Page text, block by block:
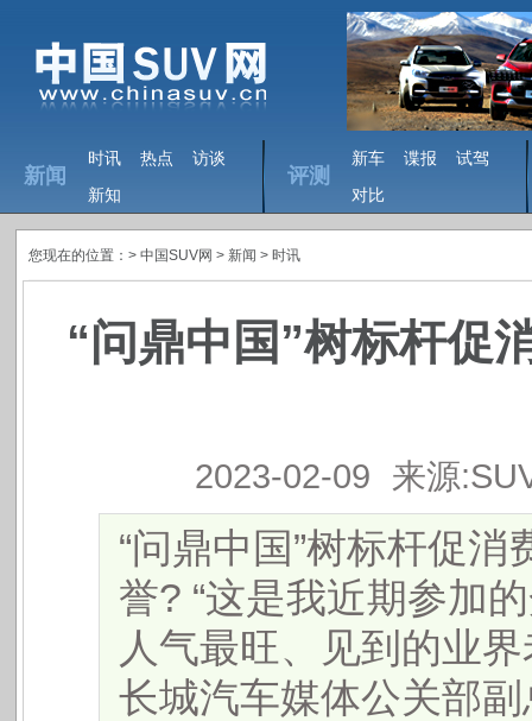
新闻
时讯 热点
访谈
新知
评测
新车 谍报
试驾
对比
您现在的位置：> 中国SUV网 > 新闻 > 时讯
“问鼎中国”树标杆促
2023-02-09 来源
“问鼎中国”树标杆促消
誉? “这是我近期参加
人气最旺、见到的业
长城汽车媒体公关部